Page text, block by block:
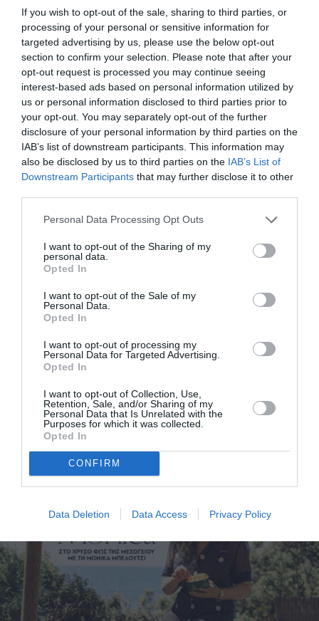
If you wish to opt-out of the sale, sharing to third parties, or
processing of your personal or sensitive information for
targeted advertising by us, please use the below opt-out
section to confirm your selection. Please note that after your
opt-out request is processed you may continue seeing
interest-based ads based on personal information utilized by
us or personal information disclosed to third parties prior to
your opt-out. You may separately opt-out of the further
disclosure of your personal information by third parties on the
IAB’s list of downstream participants. This information may
also be disclosed by us to third parties on the IAB’s List of
Downstream Participants that may further disclose it to other
Personal Data Processing Opt Outs
I want to opt-out of the Sharing of my
personal data.
Opted In
I want to opt-out of the Sale of my
Personal Data.
Opted In
I want to opt-out of processing my
Personal Data for Targeted Advertising.
Opted In
I want to opt-out of Collection, Use,
Retention, Sale, and/or Sharing of my
Personal Data that Is Unrelated with the
Purposes for which it was collected.
Opted In
CONFIRM
Data Deletion Data Access Privacy Policy
By Mcteam
ADVERTISEMENT - CONTINUE READING BELOW
Monica Bellucci: Η σειρήνα της Μεσογείου